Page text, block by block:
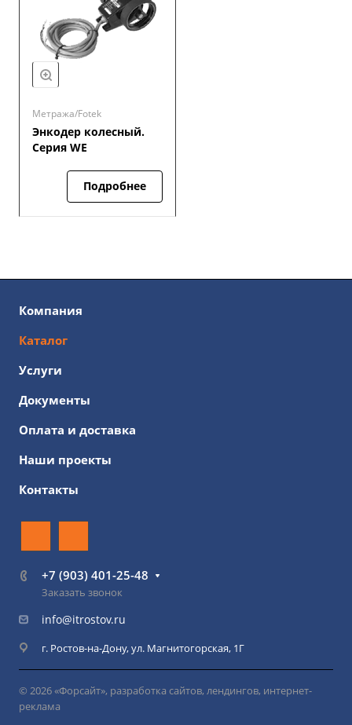
Метража/Fotek
Энкодер колесный.
Серия WE
Подробнее
Компания
Каталог
Услуги
Документы
Оплата и доставка
Наши проекты
Контакты
+7 (903) 401-25-48
Заказать звонок
info@itrostov.ru
г. Ростов-на-Дону, ул. Магнитогорская, 1Г
© 2026 «Форсайт», разработка сайтов, лендингов, интернет-
реклама